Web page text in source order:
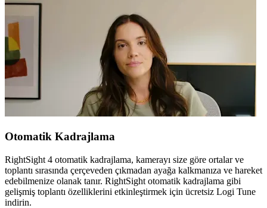
Otomatik Kadrajlama
RightSight 4 otomatik kadrajlama, kamerayı size göre ortalar ve
toplantı sırasında çerçeveden çıkmadan ayağa kalkmanıza ve hareket
edebilmenize olanak tanır. RightSight otomatik kadrajlama gibi
gelişmiş toplantı özelliklerini etkinleştirmek için ücretsiz Logi Tune
indirin.